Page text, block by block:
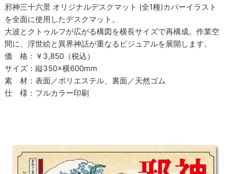
邪神三十六景 オリジナルデスクマット (全1種)カバーイラスト
を全面に使用したデスクマット。
大波とクトゥルフが広がる構図を横長サイズで再構成。作業空
間に、浮世絵と異界神話が重なるビジュアルを展開します。
価 格：￥3,850（税込）
サイズ：縦350×横600mm
素 材：表面／ポリエステル、裏面／天然ゴム
仕 様：フルカラー印刷